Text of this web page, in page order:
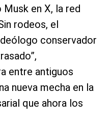
en X, la red
rodeos, el
conservador
entre antiguos
nueva mecha en la
que ahora los